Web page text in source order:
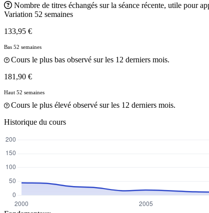
Nombre de titres échangés sur la séance récente, utile pour
Variation 52 semaines
133,95 €
Bas 52 semaines
Cours le plus bas observé sur les 12 derniers mois.
181,90 €
Haut 52 semaines
Cours le plus élevé observé sur les 12 derniers mois.
Historique du cours